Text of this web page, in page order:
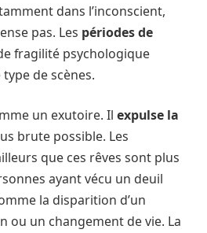
dans l’inconscient,
pas. Les périodes de
fragilité psychologique
de scènes.
un exutoire. Il expulse la
brute possible. Les
que ces rêves sont plus
ayant vécu un deuil
la disparition d’un
ou un changement de vie. La